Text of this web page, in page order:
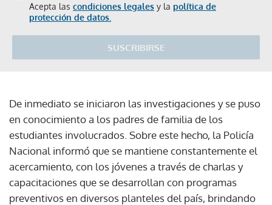
Acepta las condiciones legales y la política de
protección de datos.
SUSCRIBIRSE
De inmediato se iniciaron las investigaciones y se puso
en conocimiento a los padres de familia de los
estudiantes involucrados. Sobre este hecho, la Policía
Nacional informó que se mantiene constantemente el
acercamiento, con los jóvenes a través de charlas y
capacitaciones que se desarrollan con programas
preventivos en diversos planteles del país, brindando